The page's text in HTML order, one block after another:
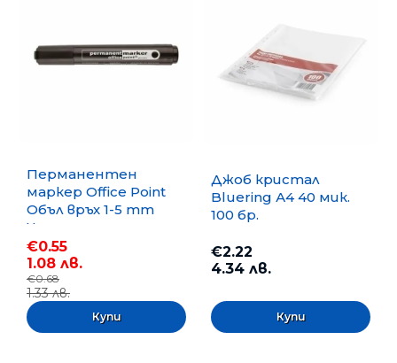
Перманентен
маркер Office Point
Объл връх 1-5 mm
Черен
€0.55
1.08 лв.
€0.68
1.33 лв.
Джоб кристал
Bluering А4 40 мик.
100 бр.
€2.22
4.34 лв.